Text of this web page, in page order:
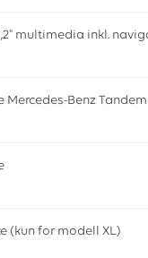
multimedia inkl.
Mercedes-Benz
(kun for modell XL)